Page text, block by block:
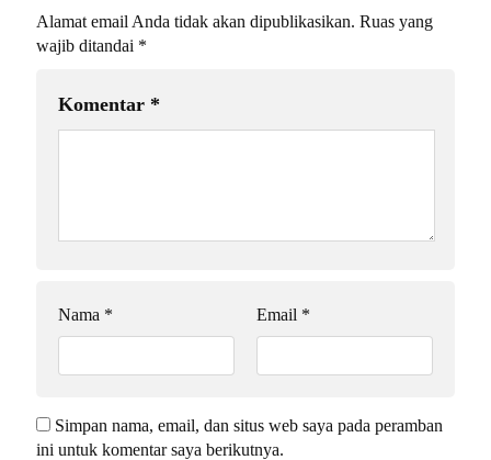
Alamat email Anda tidak akan dipublikasikan. Ruas yang
wajib ditandai *
Komentar *
Nama * Email *
Simpan nama, email, dan situs web saya pada peramban
ini untuk komentar saya berikutnya.